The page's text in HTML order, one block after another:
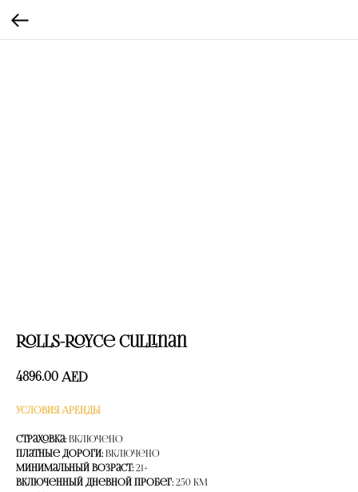
Rolls-Royce Cullinan
4896.00 AED
УСЛОВИЯ АРЕНДЫ
Страховка: Включено
Платные дороги: Включено
Минимальный возраст: 21+
Включенный дневной пробег: 250 км